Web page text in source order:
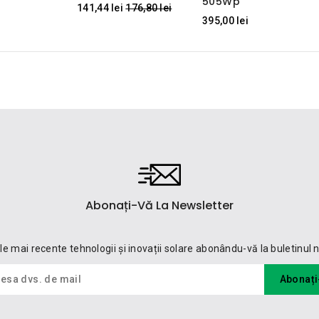
141,44 lei Regular
176,80 lei
395,00 lei
Abonați-Vă La Newsletter
mai recente tehnologii și inovații solare abonându-vă la buletinul